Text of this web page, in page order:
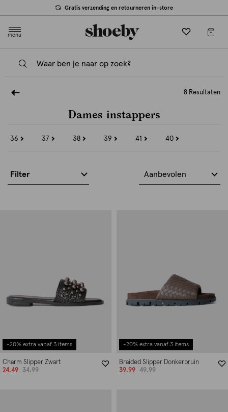
Gratis verzending en retourneren in-store
menu
8 Resultaten
Dames instappers
36
Refine
37
Refine
38
Refine
39
Refine
41
Refine
40
Refine
Filter Aanbevolen
-20% extra vanaf 3 items
Charm Slipper Zwart
24.49
34.99
-20% extra vanaf 3 items
Braided Slipper Donkerbruin
39.99
49.99